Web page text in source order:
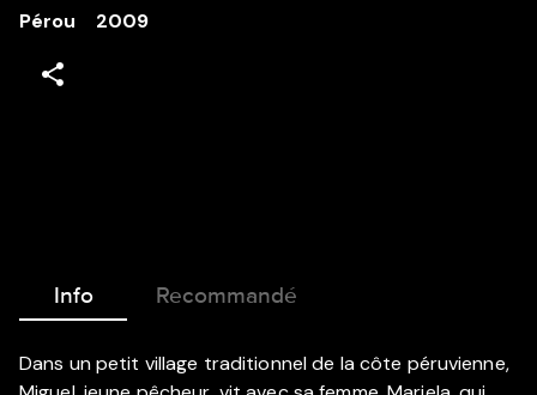
Pérou
2009
Info Recommandé
Dans un petit village traditionnel de la côte péruvienne,